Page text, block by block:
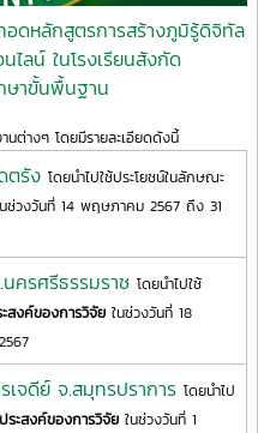
ดหลักสูตรการสร้างภูมิรู้ดิจิทัล
ไลน์ ในโรงเรียนสังกัด
ษาขั้นพื้นฐาน
นต่างๆ โดยมีรายละเอียดดังนี้
ตรัง โดยนำไปใช้ประโยชน์ในลักษณะ
ช่วงวันที่ 14 พฤษภาคม 2567 ถึง 31
ครศรีธรรมราช โดยนำไปใช้
สงค์ของการวิจัย ในช่วงวันที่ 18
เจดีย์ จ.สมุทรปราการ โดยนำไป
ระสงค์ของการวิจัย ในช่วงวันที่ 1